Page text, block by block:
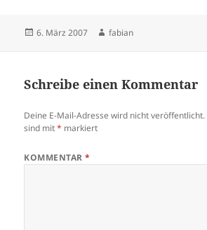
Veröffentlicht
6. März 2007 Autor
fabian
Schreibe einen Kommentar
Deine E-Mail-Adresse wird nicht veröffentlicht.
sind mit* markiert
KOMMENTAR*